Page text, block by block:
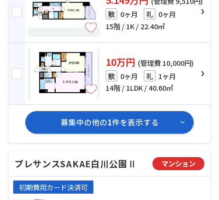
敷 0ヶ月 礼 0ヶ月
15階 / 1K / 22.40㎡
10万円 (管理費 10,000円)
敷 0ヶ月 礼 1ヶ月
14階 / 1LDK / 40.60㎡
募集中の他の1件を表示する
プレサンスSAKAE白川公園Ⅱ マンション
初期費用カード決済可